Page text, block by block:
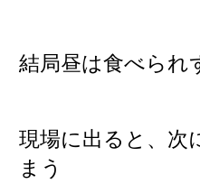
結局昼は食べられ
現場に出ると、次
まう